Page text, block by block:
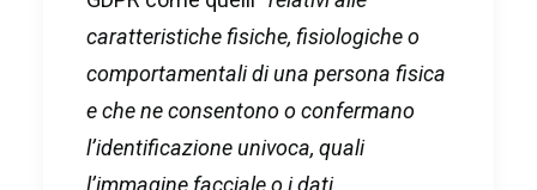
caratteristiche fisiche, fisiologiche o
comportamentali di una persona fisica
e che ne consentono o confermano
l’identificazione univoca, quali
l’immagine facciale o i dati